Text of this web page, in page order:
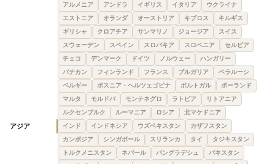
アルメニア
アンドラ イギリス イタリア
ウクライナ
エストニア
オランダ オーストリア キプロス
キルギス
ギリシャ
クロアチア サンマリノ ジョージア
スイス
スウェーデン
スペイン スロバキア スロベニア
セルビア
チェコ
デンマーク ドイツ ノルウェー
ハンガリー
バチカン
フィンランド フランス ブルガリア
ベラルーシ
ベルギー
ボスニア・ヘルツェゴビナ ポルトガル
ポーランド
マルタ
モルドバ モンテネグロ ラトビア
リトアニア
ルクセンブルク
ルーマニア ロシア 北マケドニア
アジア インド インドネシア ウズベキスタン
カザフスタン
カンボジア
シンガポール スリランカ タイ
タジキスタン
トルクメニスタン
ネパール バングラデシュ
パキスタン